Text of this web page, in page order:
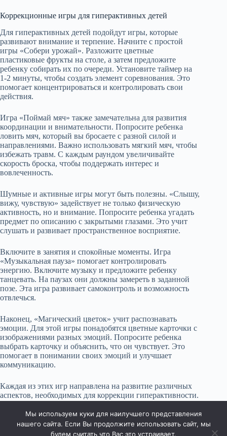
Коррекционные игры для гиперактивных детей
Для гиперактивных детей подойдут игры, которые
развивают внимание и терпение. Начните с простой
игры «Собери урожай». Разложите цветные
пластиковые фрукты на столе, а затем предложите
ребенку собирать их по очереди. Установите таймер на
1-2 минуты, чтобы создать элемент соревнования. Это
помогает концентрироваться и контролировать свои
действия.
Игра «Поймай мяч» также замечательна для развития
координации и внимательности. Попросите ребенка
ловить мяч, который вы бросаете с разной силой и
направлениями. Важно использовать мягкий мяч, чтобы
избежать травм. С каждым раундом увеличивайте
скорость броска, чтобы поддержать интерес и
вовлеченность.
Шумные и активные игры могут быть полезны. «Слышу,
вижу, чувствую» задействует не только физическую
активность, но и внимание. Попросите ребенка угадать
предмет по описанию с закрытыми глазами. Это учит
слушать и развивает пространственное восприятие.
Включите в занятия и спокойные моменты. Игра
«Музыкальная пауза» помогает контролировать
энергию. Включите музыку и предложите ребенку
танцевать. На паузах они должны замереть в заданной
позе. Эта игра развивает самоконтроль и возможность
отвлечься.
Наконец, «Магический цветок» учит распознавать
эмоции. Для этой игры понадобятся цветные карточки с
изображениями разных эмоций. Попросите ребенка
выбрать карточку и объяснить, что он чувствует. Это
помогает в понимании своих эмоций и улучшает
коммуникацию.
Каждая из этих игр направлена на развитие различных
аспектов, необходимых для коррекции гиперактивности.
позитивные изменения в поведении ребенка.
Мы используем куки для наилучшего представления
нашего сайта. Если Вы продолжите использовать сайт, мы
будем считать что Вас это устраивает.